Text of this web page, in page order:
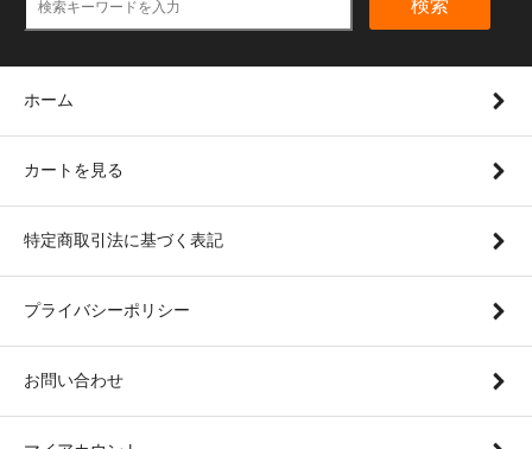
検索
ホーム
カートを見る
特定商取引法に基づく表記
プライバシーポリシー
お問い合わせ